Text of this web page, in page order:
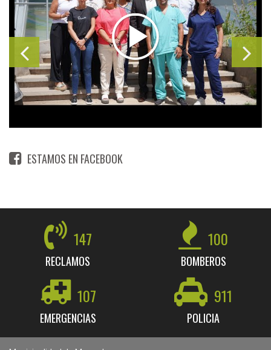
ESTAMOS EN FACEBOOK
147
RECLAMOS
100
BOMBEROS
107
EMERGENCIAS
911
POLICIA